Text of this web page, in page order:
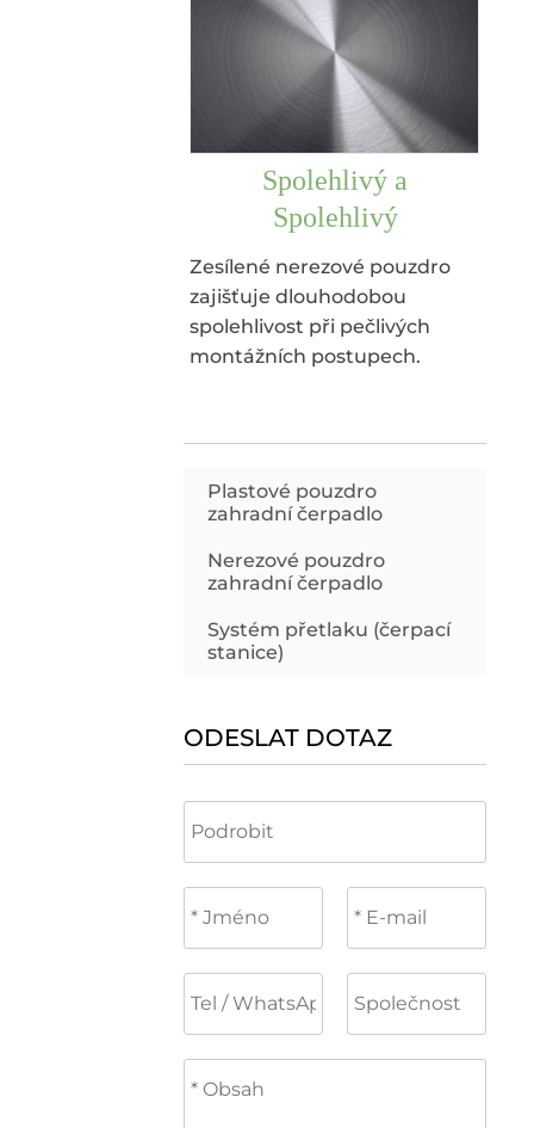
Spolehlivý a
Spolehlivý
Zesílené nerezové pouzdro
zajišťuje dlouhodobou
spolehlivost při pečlivých
montážních postupech.
Plastové pouzdro
zahradní čerpadlo
Nerezové pouzdro
zahradní čerpadlo
Systém přetlaku (čerpací
stanice)
ODESLAT DOTAZ